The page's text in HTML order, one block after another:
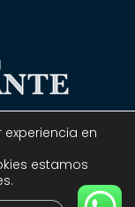
| Todos los
en
estamos